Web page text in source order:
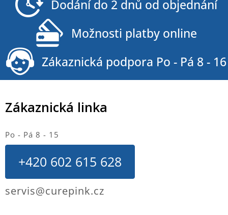
Zákaznická linka
Po - Pá 8 - 15
+420 602 615 628
servis@curepink.cz
Dodání do 2 dnů od objednání
Možnosti platby online
Zákaznická podpora Po - Pá 8 - 16